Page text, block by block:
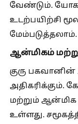
வேண்டும்.
உடற்பயிற்சி
மேம்படுத்தலாம்.
ஆன்மிகம்
குரு
அதிகரிக்கும்.
மற்றும் ஆன்மிக
உள்ளது.